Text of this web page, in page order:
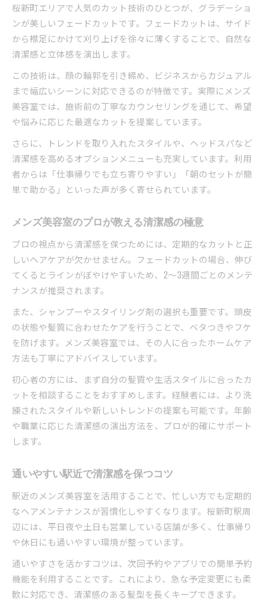
桜新町エリアで人気のカット技術のひとつが、グラデーショ
ンが美しいフェードカットです。フェードカットは、サイド
から襟足にかけて刈り上げを徐々に薄くすることで、自然な
清潔感と立体感を演出します。
この技術は、顔の輪郭を引き締め、ビジネスからカジュアル
まで幅広いシーンに対応できるのが特徴です。実際にメンズ
美容室では、施術前の丁寧なカウンセリングを通じて、希望
や悩みに応じた最適なカットを提案しています。
さらに、トレンドを取り入れたスタイルや、ヘッドスパなど
清潔感を高めるオプションメニューも充実しています。利用
者からは「仕事帰りでも立ち寄りやすい」「朝のセットが簡
単で助かる」といった声が多く寄せられています。
メンズ美容室のプロが教える清潔感の極意
プロの視点から清潔感を保つためには、定期的なカットと正
しいヘアケアが欠かせません。フェードカットの場合、伸び
てくるとラインがぼやけやすいため、2〜3週間ごとのメンテ
ナンスが推奨されます。
また、シャンプーやスタイリング剤の選択も重要です。頭皮
の状態や髪質に合わせたケアを行うことで、ベタつきやフケ
を防げます。メンズ美容室では、その人に合ったホームケア
方法も丁寧にアドバイスしています。
初心者の方には、まず自分の髪質や生活スタイルに合ったカ
ットを相談することをおすすめします。経験者には、より洗
練されたスタイルや新しいトレンドの提案も可能です。年齢
や職業に応じた清潔感の演出方法を、プロが的確にサポート
します。
通いやすい駅近で清潔感を保つコツ
駅近のメンズ美容室を活用することで、忙しい方でも定期的
なヘアメンテナンスが習慣化しやすくなります。桜新町駅周
辺には、平日夜や土日も営業している店舗が多く、仕事帰り
や休日にも通いやすい環境が整っています。
通いやすさを活かすコツは、次回予約やアプリでの簡単予約
機能を利用することです。これにより、急な予定変更にも柔
軟に対応でき、清潔感のある髪型を長くキープできます。